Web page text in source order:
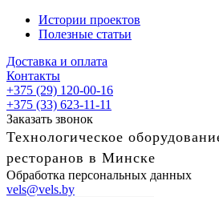
Истории проектов
Полезные статьи
Доставка и оплата
Контакты
+375 (29) 120-00-16
+375 (33) 623-11-11
Заказать звонок
Технологическое
ресторанов в Минске
Обработка персональных данных
vels@vels.by